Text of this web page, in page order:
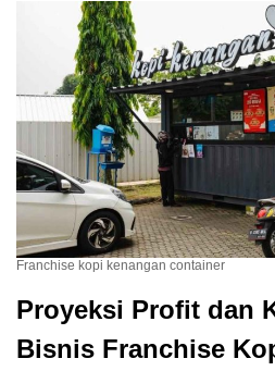
Franchise kopi kenangan container
Proyeksi Profit dan
Bisnis Franchise